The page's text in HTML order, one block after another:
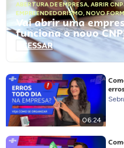
ABERTURA DE EMPRESA, ABRIR
EMPREENDEDORISMO, NOVO
Vai abrir uma
funciona o novo
ACESSAR
06:24